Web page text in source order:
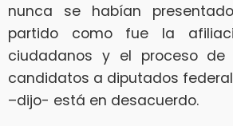
nunca se habían
partido como fue la
ciudadanos y el proceso de
candidatos a diputados
–dijo- está en desacuerdo.